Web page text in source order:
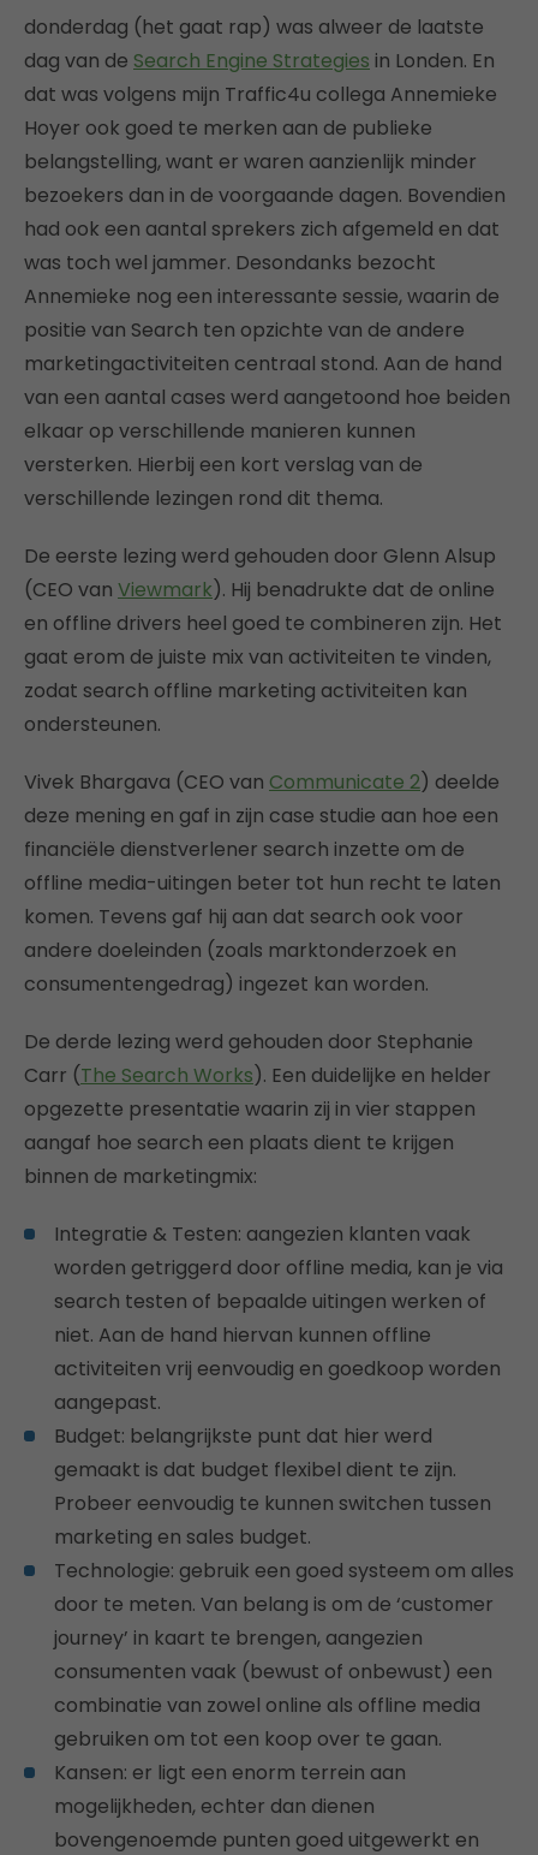
donderdag (het gaat rap) was alweer de laatste
dag van de Search Engine Strategies in Londen. En
dat was volgens mijn Traffic4u collega Annemieke
Hoyer ook goed te merken aan de publieke
belangstelling, want er waren aanzienlijk minder
bezoekers dan in de voorgaande dagen. Bovendien
had ook een aantal sprekers zich afgemeld en dat
was toch wel jammer. Desondanks bezocht
Annemieke nog een interessante sessie, waarin de
positie van Search ten opzichte van de andere
marketingactiviteiten centraal stond. Aan de hand
van een aantal cases werd aangetoond hoe beiden
elkaar op verschillende manieren kunnen
versterken. Hierbij een kort verslag van de
verschillende lezingen rond dit thema.
De eerste lezing werd gehouden door Glenn Alsup
(CEO van Viewmark). Hij benadrukte dat de online
en offline drivers heel goed te combineren zijn. Het
gaat erom de juiste mix van activiteiten te vinden,
zodat search offline marketing activiteiten kan
ondersteunen.
Vivek Bhargava (CEO van Communicate 2) deelde
deze mening en gaf in zijn case studie aan hoe een
financiële dienstverlener search inzette om de
offline media-uitingen beter tot hun recht te laten
komen. Tevens gaf hij aan dat search ook voor
andere doeleinden (zoals marktonderzoek en
consumentengedrag) ingezet kan worden.
De derde lezing werd gehouden door Stephanie
Carr (The Search Works). Een duidelijke en helder
opgezette presentatie waarin zij in vier stappen
aangaf hoe search een plaats dient te krijgen
binnen de marketingmix:
Integratie & Testen: aangezien klanten vaak
worden getriggerd door offline media, kan je via
search testen of bepaalde uitingen werken of
niet. Aan de hand hiervan kunnen offline
activiteiten vrij eenvoudig en goedkoop worden
aangepast.
Budget: belangrijkste punt dat hier werd
gemaakt is dat budget flexibel dient te zijn.
Probeer eenvoudig te kunnen switchen tussen
marketing en sales budget.
Technologie: gebruik een goed systeem om alles
door te meten. Van belang is om de ‘customer
journey’ in kaart te brengen, aangezien
consumenten vaak (bewust of onbewust) een
combinatie van zowel online als offline media
gebruiken om tot een koop over te gaan.
Kansen: er ligt een enorm terrein aan
mogelijkheden, echter dan dienen
bovengenoemde punten goed uitgewerkt en